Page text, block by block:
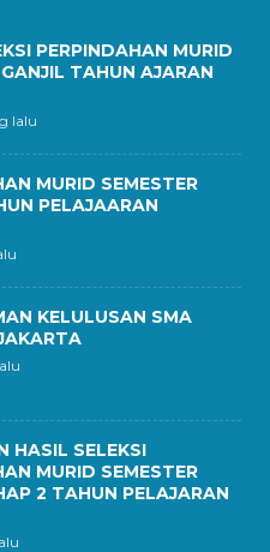
PERPINDAHAN MURID
TAHUN AJARAN
lalu
MURID SEMESTER
PELAJAARAN
KELULUSAN SMA
HASIL SELEKSI
MURID SEMESTER
2 TAHUN PELAJARAN